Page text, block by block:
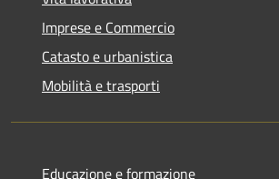
Imprese e Commercio
Catasto e urbanistica
Mobilità e trasporti
Educazione e formazione